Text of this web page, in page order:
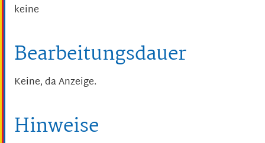
keine
Bearbeitungsdauer
Keine, da Anzeige.
Hinweise